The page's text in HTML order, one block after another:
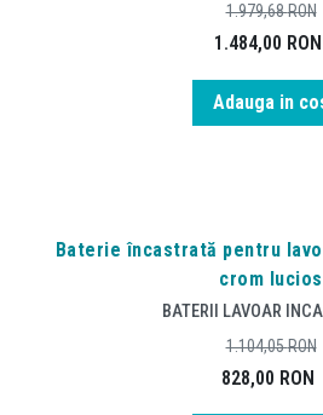
1.484,00 RON
1.979,68RON
Adauga in
Baterie încastrată pentru
crom lucios
BATERII LAVOAR
828,00 RON
1.104,05RON